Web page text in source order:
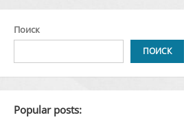
Поиск
ПОИСК
Popular posts: